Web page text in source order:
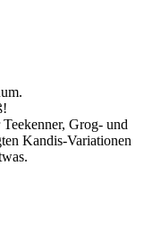
Grog- und
Kandis-Variationen